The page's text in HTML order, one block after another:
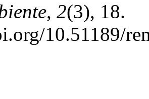
, 2(3), 18.
10.51189/